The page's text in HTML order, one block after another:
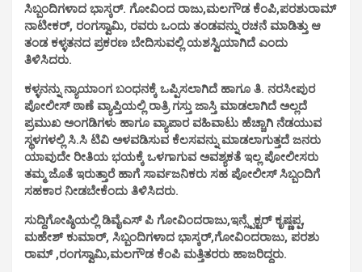
ಸಿಬ್ಬಂದಿಗಳಾದ ಭಾಸ್ಕರ್. ಗೋವಿಂದ ರಾಜು,ಮಲಗೌಡ ಕೆಂಪಿ,ಪರಶುರಾಮ್
ನಾಟೀಕರ್, ರಂಗಸ್ವಾಮಿ, ರವರು ಒಂದು ತಂಡವನ್ನು ರಚನೆ ಮಾಡಿತ್ತು ಆ
ತಂಡ ಕಳ್ಳತನದ ಪ್ರಕರಣ ಬೇದಿಸುವಲ್ಲಿ ಯಶಸ್ವಿಯಾಗಿದೆ ಎಂದು
ತಿಳಿಸಿದರು.
ಕಳ್ಳನನ್ನು ನ್ಯಾಯಾಂಗ ಬಂಧನಕ್ಕೆ ಒಪ್ಪಿಸಲಾಗಿದೆ ಹಾಗೂ ತಿ. ನರಸೀಪುರ
ಪೋಲೀಸ್ ಠಾಣೆ ವ್ಯಾಪ್ತಿಯಲ್ಲಿ ರಾತ್ರಿ ಗಸ್ತು ಜಾಸ್ತಿ ಮಾಡಲಾಗಿದೆ ಅಲ್ಲದೆ
ಪ್ರಮುಖ ಅಂಗಡಿಗಳು ಹಾಗೂ ವ್ಯಾಪಾರ ವಹಿವಾಟು ಹೆಚ್ಚಾಗಿ ನೆಡಯುವ
ಸ್ಥಳಗಳಲ್ಲಿ ಸಿ.ಸಿ ಟಿವಿ ಅಳವಡಿಸುವ ಕೆಲಸವನ್ನು ಮಾಡಲಾಗುತ್ತದೆ ಜನರು
ಯಾವುದೇ ರೀತಿಯ ಭಯಕ್ಕೆ ಒಳಗಾಗುವ ಅವಶ್ಯಕತೆ ಇಲ್ಲ ಪೋಲೀಸರು
ತಮ್ಮ ಜೊತೆ ಇರುತ್ತಾರೆ ಹಾಗೆ ಸಾರ್ವಜನಿಕರು ಸಹ ಪೋಲೀಸ್ ಸಿಬ್ಬಂದಿಗೆ
ಸಹಕಾರ ನೀಡಬೇಕೆಂದು ತಿಳಿಸಿದರು.
ಸುದ್ದಿಗೋಷ್ಠಿಯಲ್ಲಿ ಡಿವೈಎಸ್ ಪಿ ಗೋವಿಂದರಾಜು,ಇನ್ಸ್ಪೆಕ್ಟರ್ ಕೃಷ್ಣಪ್ಪ,
ಮಹೇಶ್ ಕುಮಾರ್, ಸಿಬ್ಬಂದಿಗಳಾದ ಭಾಸ್ಕರ್,ಗೋವಿಂದರಾಜು, ಪರಶು
ರಾಮ್ ,ರಂಗಸ್ವಾಮಿ,ಮಲಗೌಡ ಕೆಂಪಿ ಮತ್ತಿತರರು ಹಾಜರಿದ್ದರು.